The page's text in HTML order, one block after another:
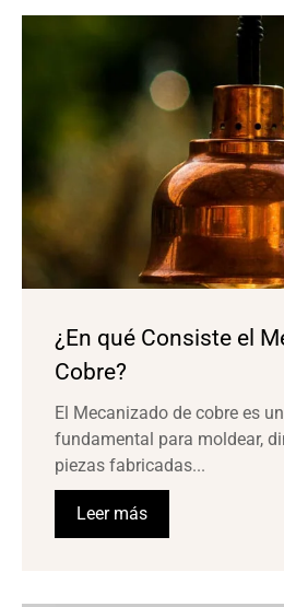
¿En qué Consiste el
Cobre?
El Mecanizado de cobre es
fundamental para moldear,
piezas fabricadas...
Leer más